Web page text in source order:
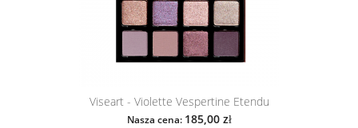
Viseart - Violette Vespertine Etendu
Nasza cena: 185,00 zł